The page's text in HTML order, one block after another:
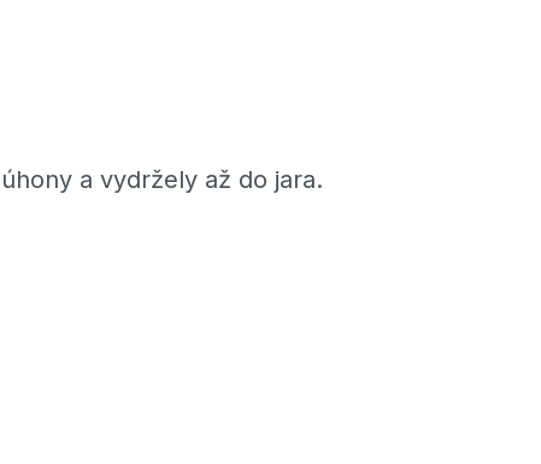
a vydržely až do jara.